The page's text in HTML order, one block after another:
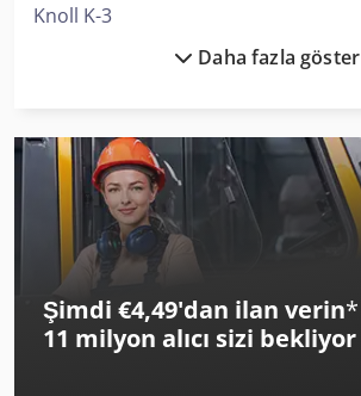
Knoll K-3
Man Tge 3
Man Tgm 12
Manitou Mt 1840
Mercedes-Benz Sprinter
Mercedes-Benz V
Daha fazla göster
Şimdi €4,49'dan ilan verin*
11 milyon alıcı sizi bekliyor